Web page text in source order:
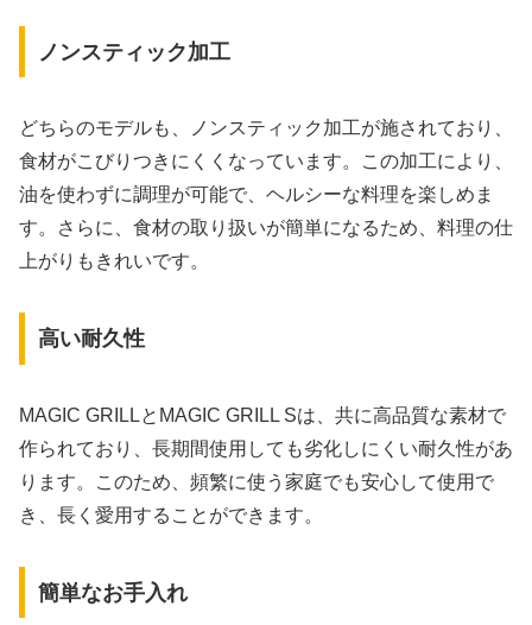
ノンスティック加工
どちらのモデルも、ノンスティック加工が施されており、
食材がこびりつきにくくなっています。この加工により、
油を使わずに調理が可能で、ヘルシーな料理を楽しめま
す。さらに、食材の取り扱いが簡単になるため、料理の仕
上がりもきれいです。
高い耐久性
MAGIC GRILLとMAGIC GRILL Sは、共に高品質な素材で
作られており、長期間使用しても劣化しにくい耐久性があ
ります。このため、頻繁に使う家庭でも安心して使用で
き、長く愛用することができます。
簡単なお手入れ